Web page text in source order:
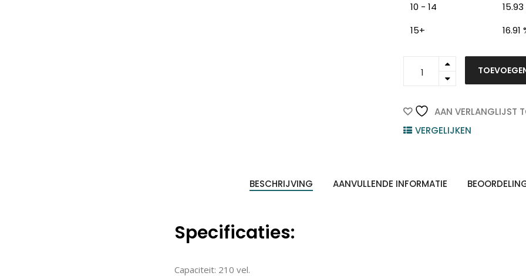
10 - 14
15.93
15+
16.91
24870500
Gegalvaniseerd
1.000st
AAN VERLANGLIJST
VERGELIJKEN
BESCHRIJVING AANVULLENDE INFORMATIE
Specificaties:
Capaciteit: 210 vel.